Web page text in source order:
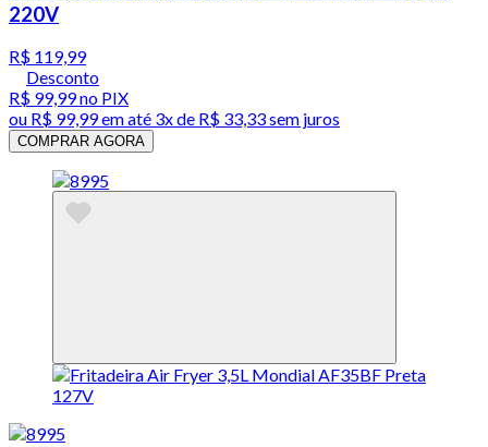
220V
R$ 119,99
Desconto
R$ 99,99no PIX
ou R$ 99,99em até 3x de R$ 33,33 sem juros
COMPRAR AGORA